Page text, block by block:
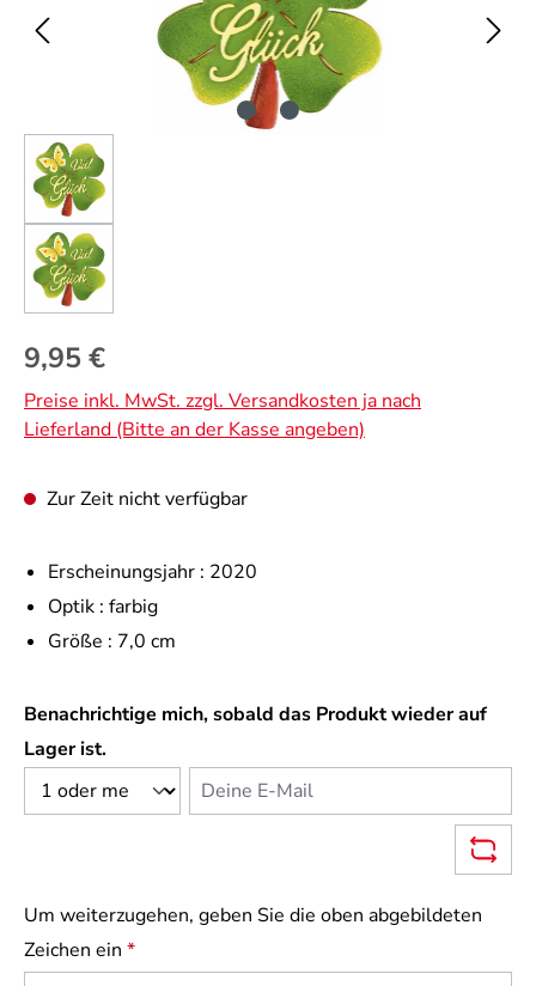
Regulärer Preis:
9,95 €
Preise inkl. MwSt. zzgl. Versandkosten ja nach
Lieferland (Bitte an der Kasse angeben)
Zur Zeit nicht verfügbar
Erscheinungsjahr : 2020
Optik : farbig
Größe : 7,0 cm
Benachrichtige mich, sobald das Produkt wieder auf
Lager ist.
Deine E-Mail
Um weiterzugehen, geben Sie die oben abgebildeten
Zeichen ein *